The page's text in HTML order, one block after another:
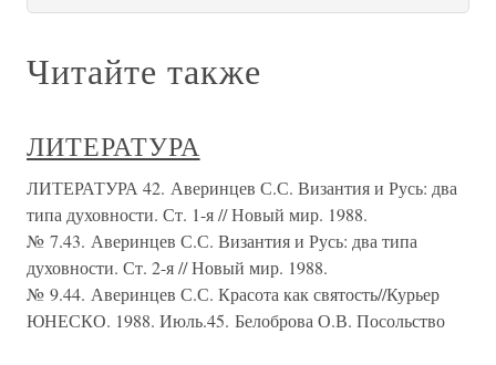
Читайте также
ЛИТЕРАТУРА
ЛИТЕРАТУРА 42. Аверинцев С.С. Византия и Русь: два
типа духовности. Ст. 1-я // Новый мир. 1988.
№ 7.43. Аверинцев С.С. Византия и Русь: два типа
духовности. Ст. 2-я // Новый мир. 1988.
№ 9.44. Аверинцев С.С. Красота как святость//Курьер
ЮНЕСКО. 1988. Июль.45. Белоброва О.В. Посольство